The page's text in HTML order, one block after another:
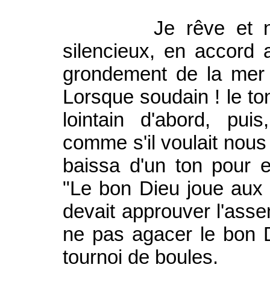
Je rêve et nous
silencieux, en accord
grondement de la
Lorsque soudain ! le
lointain d'abord,
comme s'il voulait
baissa d'un ton pour
"Le bon Dieu joue
devait approuver
ne pas agacer le bon
tournoi de boules.